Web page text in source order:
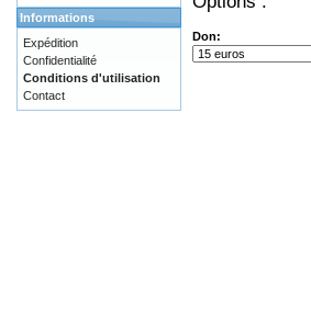
Don:
Informations
Expédition
Confidentialité
Conditions d'utilisation
Contact